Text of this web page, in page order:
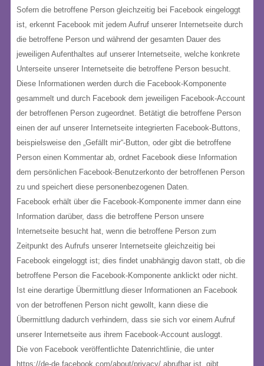
Sofern die betroffene Person gleichzeitig bei Facebook eingeloggt
ist, erkennt Facebook mit jedem Aufruf unserer Internetseite durch
die betroffene Person und während der gesamten Dauer des
jeweiligen Aufenthaltes auf unserer Internetseite, welche konkrete
Unterseite unserer Internetseite die betroffene Person besucht.
Diese Informationen werden durch die Facebook-Komponente
gesammelt und durch Facebook dem jeweiligen Facebook-Account
der betroffenen Person zugeordnet. Betätigt die betroffene Person
einen der auf unserer Internetseite integrierten Facebook-Buttons,
beispielsweise den „Gefällt mir“-Button, oder gibt die betroffene
Person einen Kommentar ab, ordnet Facebook diese Information
dem persönlichen Facebook-Benutzerkonto der betroffenen Person
zu und speichert diese personenbezogenen Daten.
Facebook erhält über die Facebook-Komponente immer dann eine
Information darüber, dass die betroffene Person unsere
Internetseite besucht hat, wenn die betroffene Person zum
Zeitpunkt des Aufrufs unserer Internetseite gleichzeitig bei
Facebook eingeloggt ist; dies findet unabhängig davon statt, ob die
betroffene Person die Facebook-Komponente anklickt oder nicht.
Ist eine derartige Übermittlung dieser Informationen an Facebook
von der betroffenen Person nicht gewollt, kann diese die
Übermittlung dadurch verhindern, dass sie sich vor einem Aufruf
unserer Internetseite aus ihrem Facebook-Account ausloggt.
Die von Facebook veröffentlichte Datenrichtlinie, die unter
https://de-de.facebook.com/about/privacy/ abrufbar ist, gibt